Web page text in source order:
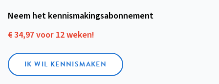
Neem het kennismakings­abonnement
€ 34,97 voor 12 weken!
IK WIL KENNISMAKEN